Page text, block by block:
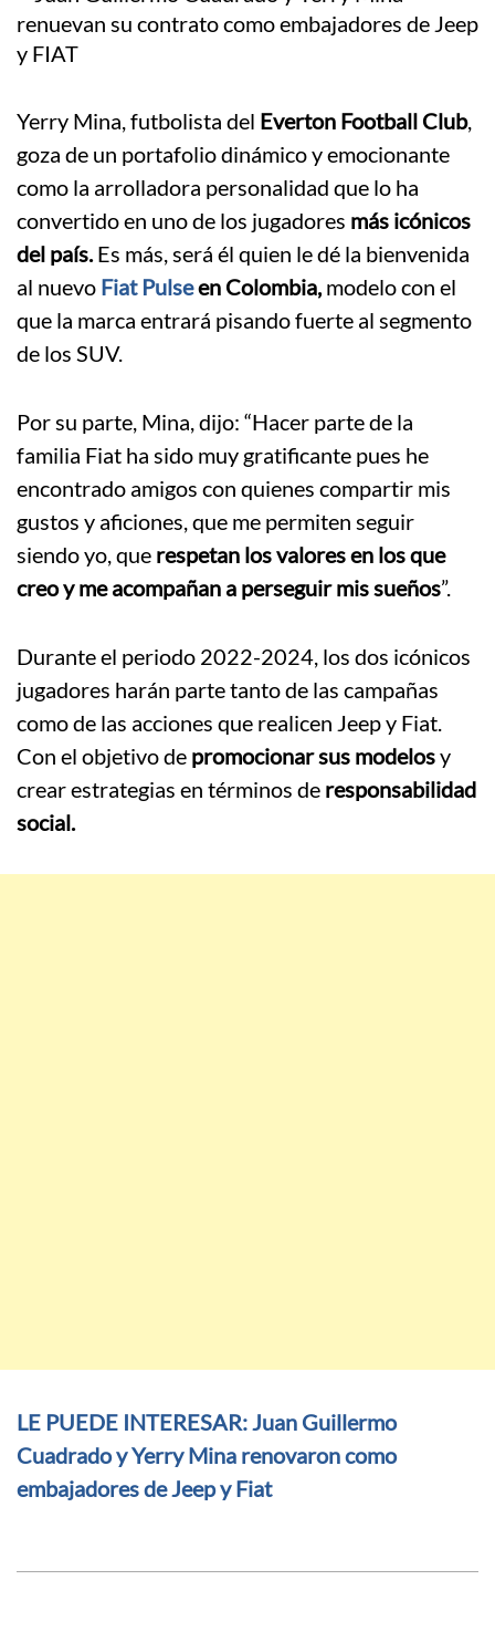
Yerry Mina, futbolista del Everton Football Club,
goza de un portafolio dinámico y emocionante
como la arrolladora personalidad que lo ha
convertido en uno de los jugadores más icónicos
del país.Es más, será él quien le dé la bienvenida
al nuevo Fiat Pulseen Colombia,modelo con el
que la marca entrará pisando fuerte al segmento
de los SUV.
Por su parte, Mina, dijo: “Hacer parte de la
familia Fiat ha sido muy gratificante pues he
encontrado amigos con quienes compartir mis
gustos y aficiones, que me permiten seguir
siendo yo, que respetan los valores en los que
creo y me acompañan a perseguir mis sueños”.
Durante el periodo 2022-2024, los dos icónicos
jugadores harán parte tanto de las campañas
como de las acciones que realicen Jeep y Fiat.
Con el objetivo de promocionar sus modelosy
crear estrategias en términos de responsabilidad
social.
LE PUEDE INTERESAR: Juan Guillermo
Cuadrado y Yerry Mina renovaron como
embajadores de Jeep y Fiat